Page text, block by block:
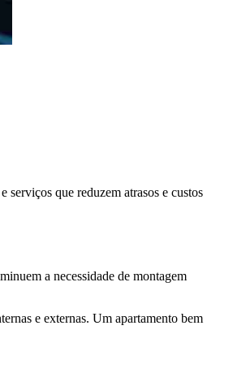
serviços que reduzem atrasos e custos
a necessidade de montagem
e externas. Um apartamento bem